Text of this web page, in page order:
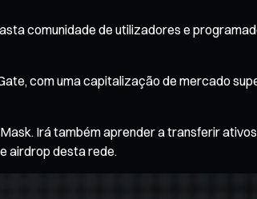
comunidade de utilizadores e
com uma capitalização de mercado
Irá também aprender a transferir
airdrop desta rede.